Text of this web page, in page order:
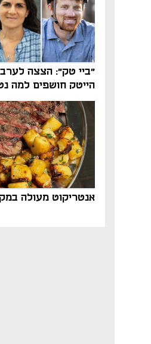
"ביי טק": הצצה לערב
הייטק חושפים למה
אנטריקוט מעולה